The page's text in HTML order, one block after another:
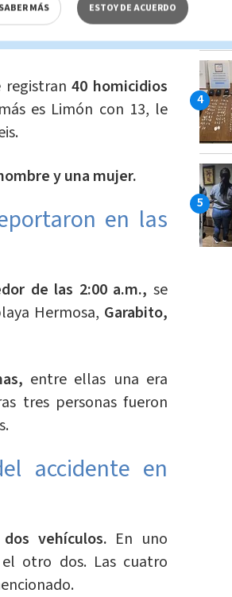
cómo se dieron
registran 40 homicidios
es Limón con 13, le
y una mujer.
en las
de las 2:00 a.m.,se
Hermosa, Garabito,
entre ellas una era
tres personas fueron
accidente en
vehículos. En uno
otro dos. Las cuatro
MÁS ESTOY DE ACUERDO